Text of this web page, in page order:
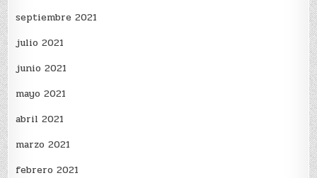
septiembre 2021
julio 2021
junio 2021
mayo 2021
abril 2021
marzo 2021
febrero 2021